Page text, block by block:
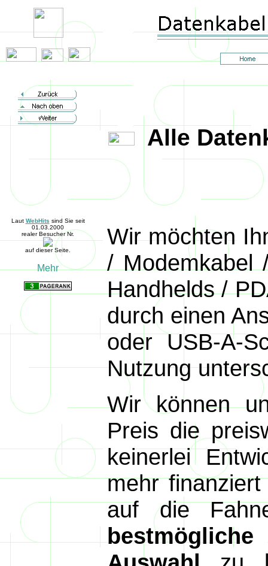
Laut WebHits sind Sie seit
01.03.2000
realer Besucher Nr.
auf dieser Seite.
Alle
Wir möchten
/ Modemkabel
Handhelds /
durch einen
oder USB-A-
Nutzung
Wir können
Preis die
keinerlei
mehr
auf die
bestmögliche